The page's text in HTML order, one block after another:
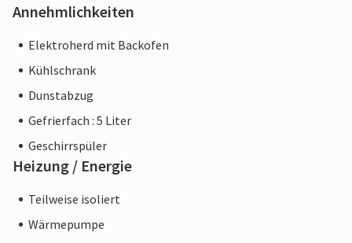
Annehmlichkeiten
Elektroherd mit Backofen
Kühlschrank
Dunstabzug
Gefrierfach : 5 Liter
Geschirrspüler
Heizung / Energie
Teilweise isoliert
Wärmepumpe